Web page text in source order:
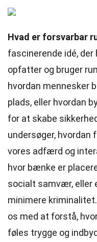
Hvad er forsvarbar
fascinerende idé, der
opfatter og bruger
hvordan mennesker
plads, eller hvordan
for at skabe
undersøger, hvordan
vores adfærd og
hvor bænke er
socialt samvær, eller
minimere kriminalitet.
os med at forstå,
føles trygge og